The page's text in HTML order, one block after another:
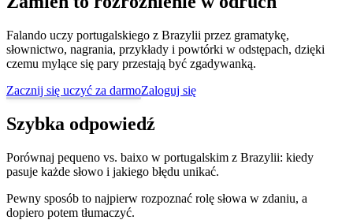
Falando uczy portugalskiego z Brazylii przez gramatykę,
słownictwo, nagrania, przykłady i powtórki w odstępach, dzięki
czemu mylące się pary przestają być zgadywanką.
Zacznij się uczyć za darmoZaloguj się
Szybka odpowiedź
Porównaj pequeno vs. baixo w portugalskim z Brazylii: kiedy
pasuje każde słowo i jakiego błędu unikać.
Pewny sposób to najpierw rozpoznać rolę słowa w zdaniu, a
dopiero potem tłumaczyć.